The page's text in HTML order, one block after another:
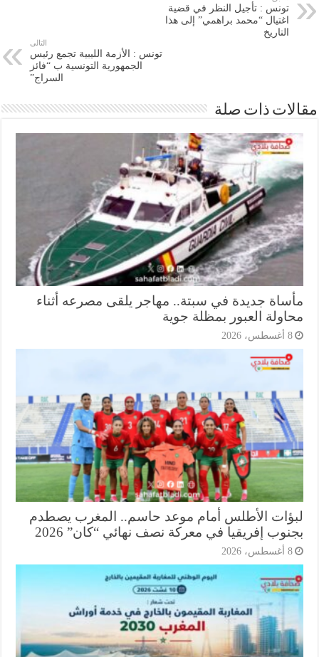
تونس : تأجيل النظر في قضية
اغتيال “محمد براهمي” إلى هذا
تونس : الأزمة الليبية تجمع رئيس
الجمهورية التونسية ب “فائز
السراج”
ذات صلة
جديدة في سبتة.. مهاجر يلقى مصرعه أثناء
العبور بمظلة جوية
الأطلس أمام موعد حاسم.. المغرب يصطدم
إفريقيا في معركة نصف نهائي “كان” 2026